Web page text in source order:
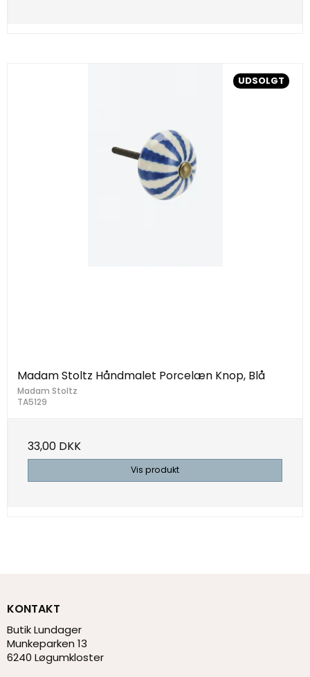
UDSOLGT
Madam Stoltz Håndmalet Porcelæn Knop, Blå
Madam Stoltz
TA5129
33,00 DKK
Vis produkt
KONTAKT
Butik Lundager
Munkeparken 13
6240 Løgumkloster